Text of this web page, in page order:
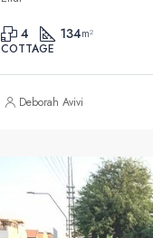
4 134m²
COTTAGE
Deborah Avivi